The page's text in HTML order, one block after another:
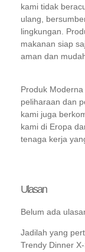
kami tidak
ulang,
lingkungan.
makanan siap
aman dan
Produk
peliharaan dan
kami juga
kami di Eropa
tenaga kerja
Ulasan
Belum ada
Jadilah yang
Trendy Dinner